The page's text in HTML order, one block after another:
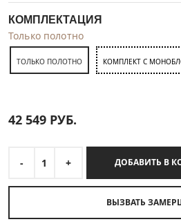
КОМПЛЕКТАЦИЯ
Только полотно
ТОЛЬКО ПОЛОТНО КОМПЛЕКТ С
42 549 РУБ.
- 1 +
ВЫЗВАТЬ